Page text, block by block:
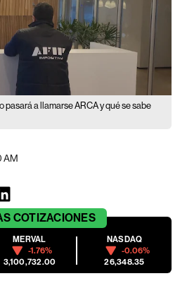
pasará a llamarse ARCA y qué se sabe
AM
COTIZACIONES
MERVAL
-1.76%
3,100,732.00
NASDAQ
-0.06%
26,348.35